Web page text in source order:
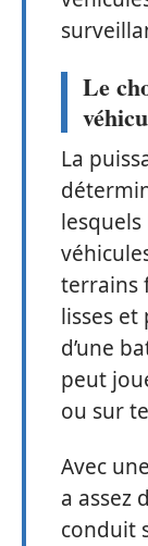
Le
La
lesquels
terrains
lisses et
d’une
peut
ou sur
Avec
a assez
conduit